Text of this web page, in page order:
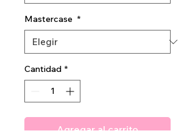
Mastercase *
Cantidad *
Agregar al carrito